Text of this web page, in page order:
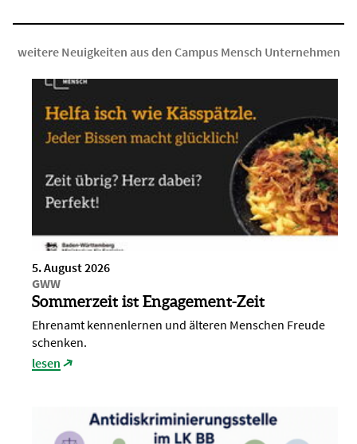
weitere Neuigkeiten aus den Campus Mensch Unternehmen
5. August 2026
GWW
Sommerzeit ist Engagement-Zeit
Ehrenamt kennenlernen und älteren Menschen Freude
schenken.
lesen